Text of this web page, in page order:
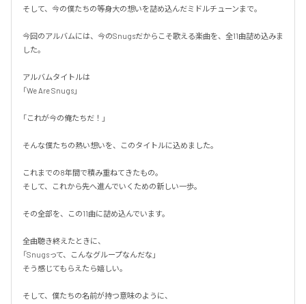
そして、今の僕たちの等身大の想いを詰め込んだミドルチューンまで。
今回のアルバムには、今のSnugsだからこそ歌える楽曲を、全11曲詰め込みま
した。
アルバムタイトルは
「We Are Snugs」
「これが今の俺たちだ！」
そんな僕たちの熱い想いを、このタイトルに込めました。
これまでの8年間で積み重ねてきたもの。
そして、これから先へ進んでいくための新しい一歩。
その全部を、この11曲に詰め込んでいます。
全曲聴き終えたときに、
「Snugsって、こんなグループなんだな」
そう感じてもらえたら嬉しい。
そして、僕たちの名前が持つ意味のように、